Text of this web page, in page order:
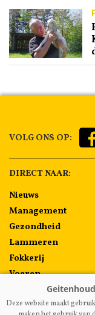
VOLG ONS OP:
DIRECT NAAR:
Nieuws
Management
Gezondheid
Lammeren
Fokkerij
Voeren
Algemeen
Melkprijzen
Deze website maakt